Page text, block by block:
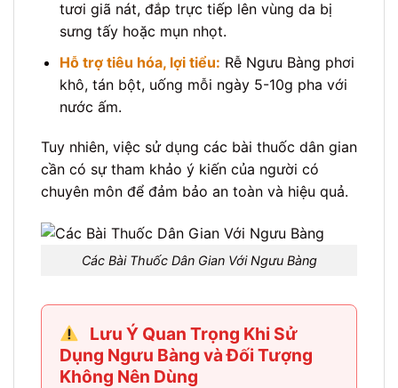
tươi giã nát, đắp trực tiếp lên vùng da bị
sưng tấy hoặc mụn nhọt.
Hỗ trợ tiêu hóa, lợi tiểu: Rễ Ngưu Bàng phơi
khô, tán bột, uống mỗi ngày 5-10g pha với
nước ấm.
Tuy nhiên, việc sử dụng các bài thuốc dân gian
cần có sự tham khảo ý kiến của người có
chuyên môn để đảm bảo an toàn và hiệu quả.
Các Bài Thuốc Dân Gian Với Ngưu Bàng
Lưu Ý Quan Trọng Khi Sử
Dụng Ngưu Bàng và Đối Tượng
Không Nên Dùng